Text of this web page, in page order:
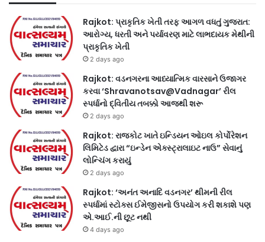
Rajkot: પ્રાકૃતિક ખેતી તરફ આગળ વધતું ગુજરાત:
આરોગ્ય, ધરતી અને પર્યાવરણ માટે લાભદાયક મેથીની
પ્રાકૃતિક ખેતી
2 days ago
Rajkot: વડનગરના આધ્યાત્મિક વારસાને ઉજાગર
કરવા ‘Shravanotsav@Vadnagar’ રીલ
સ્પર્ધાનો દ્વિતીય તબક્કો આજથી શરૂ
2 days ago
Rajkot: રાજકોટ ખાતે ઇન્ડિયન ઓઇલ કોર્પોરેશન
લિમિટેડ દ્વારા “ઇન્ડેન એક્સ્ટ્રાલાઇટ નાઉ” સેવાનું
લોન્ચિંગ કરાયું
2 days ago
Rajkot: ‘અનંત અનાદિ વડનગર’ થીમની રીલ
સ્પર્ધામાં સ્ટોક્સ ઈમેજીસનો ઉપયોગ કરી શકાશે પણ
એ.આઈ.ની છૂટ નથી
4 days ago